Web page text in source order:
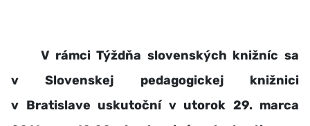
V rámci Týždňa slovenských knižníc sa
v Slovenskej pedagogickej knižnici
v Bratislave uskutoční v utorok 29. marca